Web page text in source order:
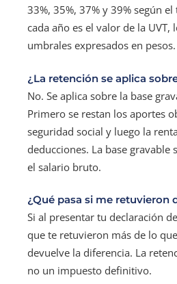
33%, 35%, 37% y 39% según
cada año es el valor de la UVT,
umbrales expresados en pesos.
¿La retención se aplica
No. Se aplica sobre la base
Primero se restan los aportes
seguridad social y luego la
deducciones. La base gravable
el salario bruto.
¿Qué pasa si me retuvieron
Si al presentar tu declaración
que te retuvieron más de lo
devuelve la diferencia. La
no un impuesto definitivo.